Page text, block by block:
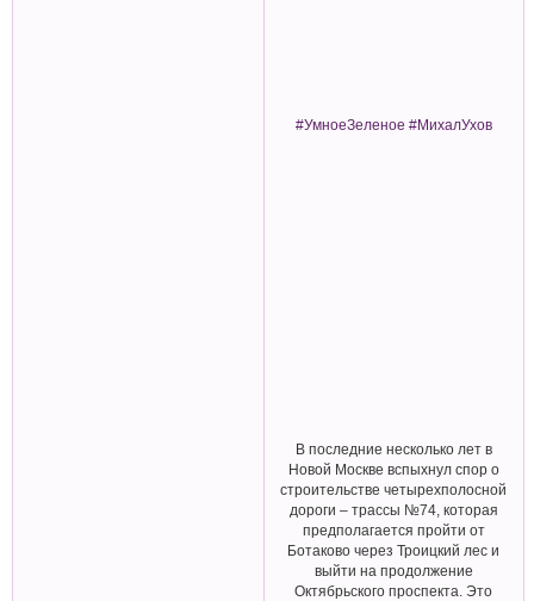
#УмноеЗеленое #МихалУхов
В последние несколько лет в
Новой Москве вспыхнул спор о
строительстве четырехполосной
дороги – трассы №74, которая
предполагается пройти от
Ботаково через Троицкий лес и
выйти на продолжение
Октябрьского проспекта. Это